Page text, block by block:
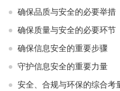
确保品质与安全的必要举措
确保质量与安全的必要环节
确保信息安全的重要步骤
守护信息安全的重要力量
安全、合规与环保的综合考